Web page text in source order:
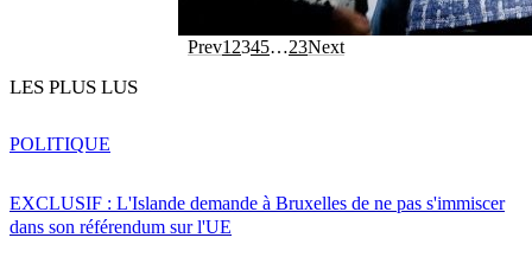
Prev1 2345…23Next
LES PLUS LUS
EXCLUSIF : L'Islande demande à Bruxelles de ne pas s'immiscer
dans son référendum sur l'UE
POLITIQUE